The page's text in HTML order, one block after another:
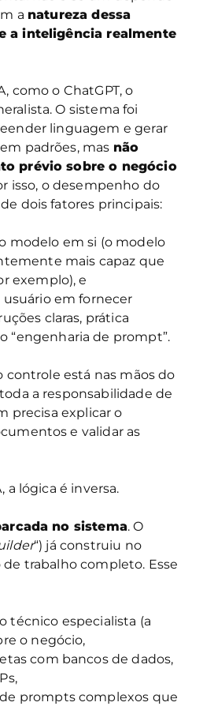
a natureza dessa
a inteligência realmente
como o ChatGPT, o
O sistema foi
linguagem e gerar
padrões, mas não
prévio sobre o negócio
isso, o desempenho do
dois fatores principais:
modelo em si (o modelo
mais capaz que
exemplo), e
em fornecer
claras, prática
“engenharia de prompt”.
controle está nas mãos do
a responsabilidade de
precisa explicar o
e validar as
a lógica é inversa.
no sistema. O
“) já construiu no
de trabalho completo. Esse
técnico especialista (a
o negócio,
com bancos de dados,
prompts complexos que